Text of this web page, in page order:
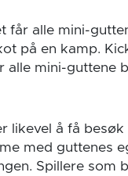
får alle mini-
på en kamp.
alle mini-guttene
likevel å få
med guttenes
Spillere som